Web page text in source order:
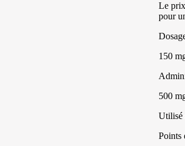
Le
pour
150
500
Utilisé
Points